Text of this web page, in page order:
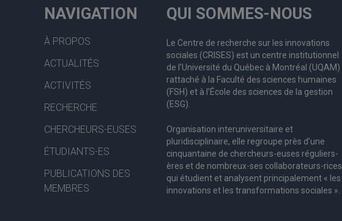
NAVIGATION
À PROPOS
ACTUALITÉS
ACTIVITÉS
RECHERCHE
CHERCHEURS-EUSES
ÉTUDIANTS-ES
PUBLICATIONS DES
MEMBRES
QUI SOMMES-NOUS
Le Centre de recherche sur les innovations
sociales (CRISES) est un centre institutionnel
de l’Université du Québec à Montréal (UQAM)
rattaché à la Faculté des sciences humaines
(FSH) et à l’École des sciences de la gestion
(ESG).
Organisation interuniversitaire et
pluridisciplinaire, elle regroupe près d’une
cinquantaine de chercheurs-euses réguliers-
ères et de nombreux-ses collaborateurs-rices
qui étudient et analysent principalement « les
innovations et les transformations sociales ».